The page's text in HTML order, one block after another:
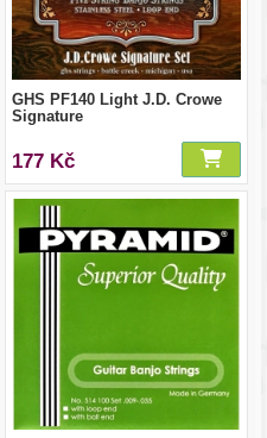
GHS PF140 Light J.D. Crowe
Signature
177 Kč